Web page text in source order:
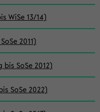
WiSe 13/14)
2011)
SoSe 2012)
SoSe 2022)